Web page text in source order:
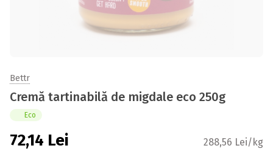
Bettr
Cremă tartinabilă de migdale eco 250g
Eco
72,14 Lei 288,56 Lei/kg